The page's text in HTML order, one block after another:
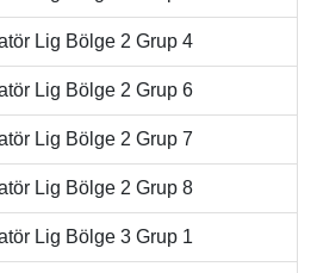
Lig Bölge 2 Grup 4
Lig Bölge 2 Grup 6
Lig Bölge 2 Grup 7
Lig Bölge 2 Grup 8
Lig Bölge 3 Grup 1